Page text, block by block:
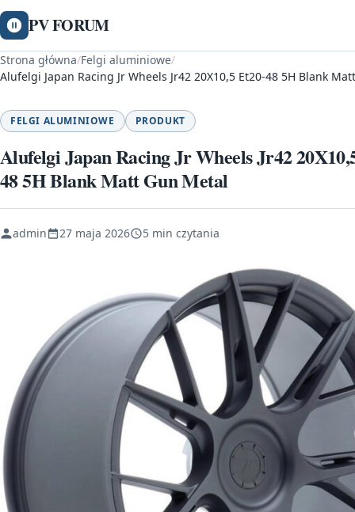
PV FORUM
Strona główna/Felgi aluminiowe/
Alufelgi Japan Racing Jr Wheels Jr42 20X10,5 Et20-48 5H Blank
FELGI ALUMINIOWE PRODUKT
Alufelgi Japan Racing Jr Wheels Jr42
48 5H Blank Matt Gun Metal
admin 27 maja 2026 5 min czytania